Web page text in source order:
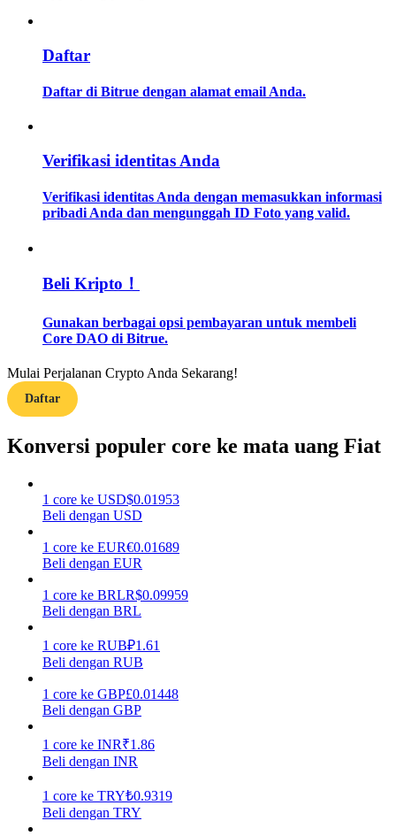
Strategi perdagangan
Pelajari cara untuk tetap menghasilkan keuntungan
Babi Kekuatan
Dapatkan imbalan kompetitif setiap hari
Daftar
Daftar di Bitrue dengan alamat email Anda.
Verifikasi identitas Anda
Verifikasi identitas Anda dengan memasukkan informasi
pribadi Anda dan mengunggah ID Foto yang valid.
Beli Kripto！
Gunakan berbagai opsi pembayaran untuk membeli
Core DAO di Bitrue.
Mulai Perjalanan Crypto Anda Sekarang!
Daftar
Konversi populer core ke mata uang Fiat
1 core ke USD$0.01953
Beli dengan USD
1 core ke EUR€0.01689
Beli dengan EUR
1 core ke BRLR$0.09959
Beli dengan BRL
1 core ke RUB₽1.61
Beli dengan RUB
1 core ke GBP£0.01448
Beli dengan GBP
1 core ke INR₹1.86
Beli dengan INR
1 core ke TRY₺0.9319
Beli dengan TRY